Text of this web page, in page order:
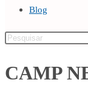
Blog
CAMP